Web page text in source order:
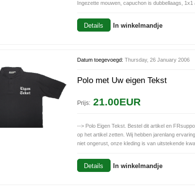
Ingezette mouwen, capuchon is dubbellaags, 1x1
Details In winkelmandje
Datum toegevoegd: Thursday, 26 January 2006
Polo met Uw eigen Tekst
Prijs: 21.00EUR
--> Polo Eigen Tekst. Bestel dit artikel en
op het artikel zetten. Wij hebben jarenlang
niet ongerust, onze kleding is van uitstekende
Details In winkelmandje